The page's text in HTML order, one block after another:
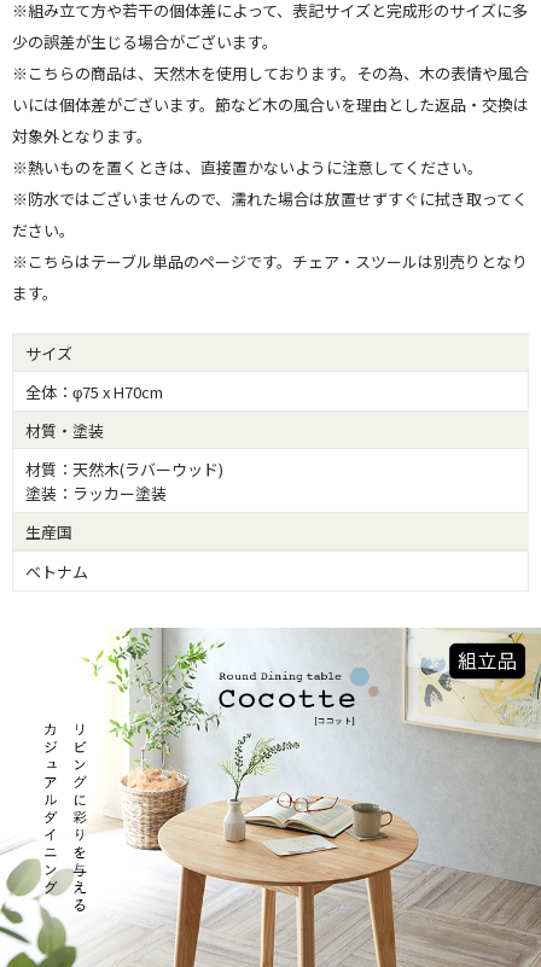
※組み立て方や若干の個体差によって、表記サイズと完成形のサイズに多
少の誤差が生じる場合がございます。
※こちらの商品は、天然木を使用しております。その為、木の表情や風合
いには個体差がございます。節など木の風合いを理由とした返品・交換は
対象外となります。
※熱いものを置くときは、直接置かないように注意してください。
※防水ではございませんので、濡れた場合は放置せずすぐに拭き取ってく
ださい。
※こちらはテーブル単品のページです。チェア・スツールは別売りとなり
ます。
サイズ
全体：φ75 x H70cm
材質・塗装
材質：天然木(ラバーウッド)
塗装：ラッカー塗装
生産国
ベトナム